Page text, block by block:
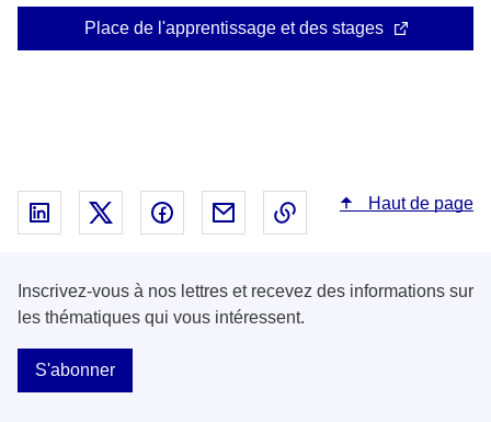
Place de l'apprentissage et des stages
Partager sur Linked In - nouvelle fenêtre
Partager sur X - nouvelle fenêtre
Partager sur Facebook - nouvelle
Partager par email - nouvelle
Copier le lien dans le
Haut de page
Inscrivez-vous à nos lettres et recevez des informations sur
les thématiques qui vous intéressent.
S'abonner